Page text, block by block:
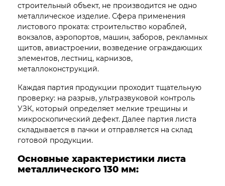
строительный объект, не производится не одно
металлическое изделие. Сфера применения
листового проката: строительство кораблей,
вокзалов, аэропортов, машин, заборов, рекламных
щитов, авиастроении, возведение ограждающих
элементов, лестниц, карнизов,
металлоконструкций.
Каждая партия продукции проходит тщательную
проверку: на разрыв, ультразвуковой контроль
УЗК, который определяет мелкие трещины и
микроскопический дефект. Далее партия листа
складывается в пачки и отправляется на склад
готовой продукции.
Основные характеристики листа
металлического 130 мм: